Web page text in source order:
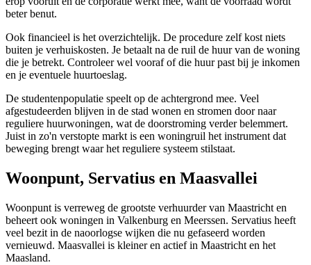
beter benut.
Ook financieel is het overzichtelijk. De procedure zelf kost niets
buiten je verhuiskosten. Je betaalt na de ruil de huur van de woning
die je betrekt. Controleer wel vooraf of die huur past bij je inkomen
en je eventuele huurtoeslag.
De studentenpopulatie speelt op de achtergrond mee. Veel
afgestudeerden blijven in de stad wonen en stromen door naar
reguliere huurwoningen, wat de doorstroming verder belemmert.
Juist in zo'n verstopte markt is een woningruil het instrument dat
beweging brengt waar het reguliere systeem stilstaat.
Woonpunt, Servatius en Maasvallei
Woonpunt is verreweg de grootste verhuurder van Maastricht en
beheert ook woningen in Valkenburg en Meerssen. Servatius heeft
veel bezit in de naoorlogse wijken die nu gefaseerd worden
vernieuwd. Maasvallei is kleiner en actief in Maastricht en het
Maasland.